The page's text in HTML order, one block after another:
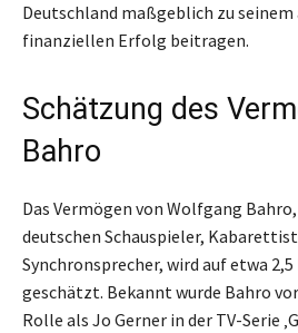
Deutschland maßgeblich zu
finanziellen Erfolg beitragen.
Schätzung des
Bahro
Das Vermögen von Wolfgang
deutschen Schauspieler,
Synchronsprecher, wird auf etwa
geschätzt. Bekannt wurde Bahro
Rolle als Jo Gerner in der TV-Serie